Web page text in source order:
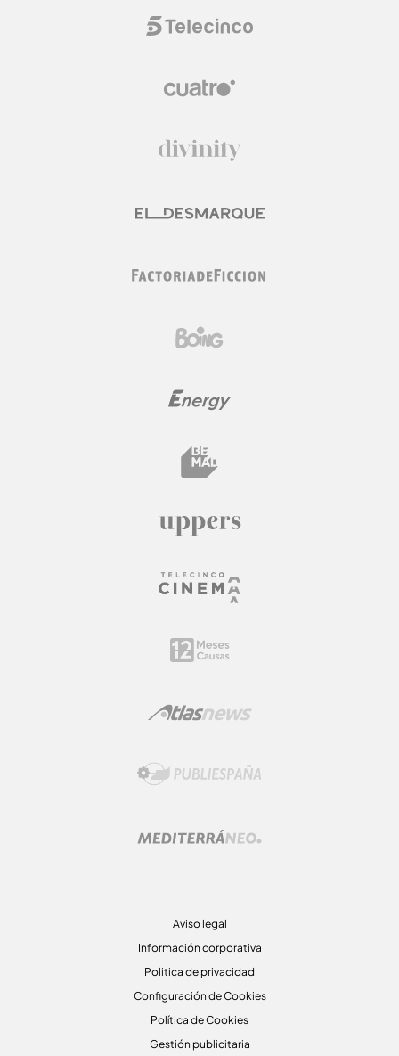
Aviso legal
Información corporativa
Politica de privacidad
Configuración de Cookies
Política de Cookies
Gestión publicitaria